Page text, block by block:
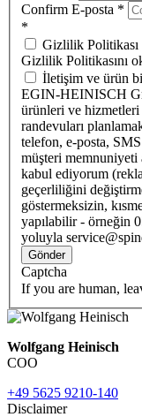
Confirm E-posta *
*
Gizlilik Politikası
Gizlilik Politikasını
İletişim ve ürün
EGIN-HEINISCH
ürünleri ve hizmetleri
randevuları
telefon, e-posta,
müşteri
kabul ediyorum
geçerliliğini
göstermeksizin,
yapılabilir - örneğin
yoluyla
Gönder
Captcha
If you are human,
Wolfgang Heinisch
COO
+49 5625 9210-140
Disclaimer